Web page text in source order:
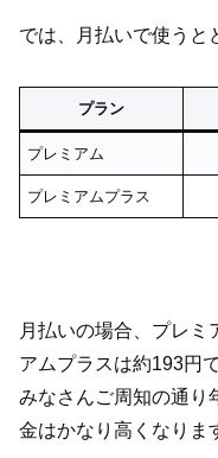
では、月払いで使うと
プラン
プレミアム
プレミアムプラス
月払いの場合、プレミ
アムプラスは約193円で
みなさんご周知の通り
金はかなり高くなりま